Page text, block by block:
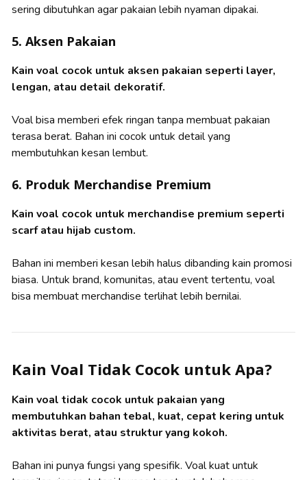
sering dibutuhkan agar pakaian lebih nyaman dipakai.
5. Aksen Pakaian
Kain voal cocok untuk aksen pakaian seperti layer,
lengan, atau detail dekoratif.
Voal bisa memberi efek ringan tanpa membuat pakaian
terasa berat. Bahan ini cocok untuk detail yang
membutuhkan kesan lembut.
6. Produk Merchandise Premium
Kain voal cocok untuk merchandise premium seperti
scarf atau hijab custom.
Bahan ini memberi kesan lebih halus dibanding kain promosi
biasa. Untuk brand, komunitas, atau event tertentu, voal
bisa membuat merchandise terlihat lebih bernilai.
Kain Voal Tidak Cocok untuk Apa?
Kain voal tidak cocok untuk pakaian yang
membutuhkan bahan tebal, kuat, cepat kering untuk
aktivitas berat, atau struktur yang kokoh.
Bahan ini punya fungsi yang spesifik. Voal kuat untuk